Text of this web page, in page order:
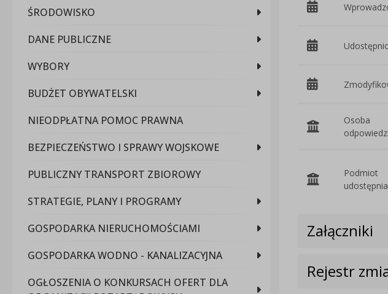
ŚRODOWISKO
DANE PUBLICZNE
WYBORY
BUDŻET OBYWATELSKI
NIEODPŁATNA POMOC PRAWNA
BEZPIECZEŃSTWO I SPRAWY WOJSKOWE
PUBLICZNY TRANSPORT ZBIOROWY
STRATEGIE, PLANY I PROGRAMY
GOSPODARKA NIERUCHOMOŚCIAMI
GOSPODARKA WODNO - KANALIZACYJNA
OGŁOSZENIA O KONKURSACH OFERT DLA
Osoba
Podmiot
Załączniki
Rejestr